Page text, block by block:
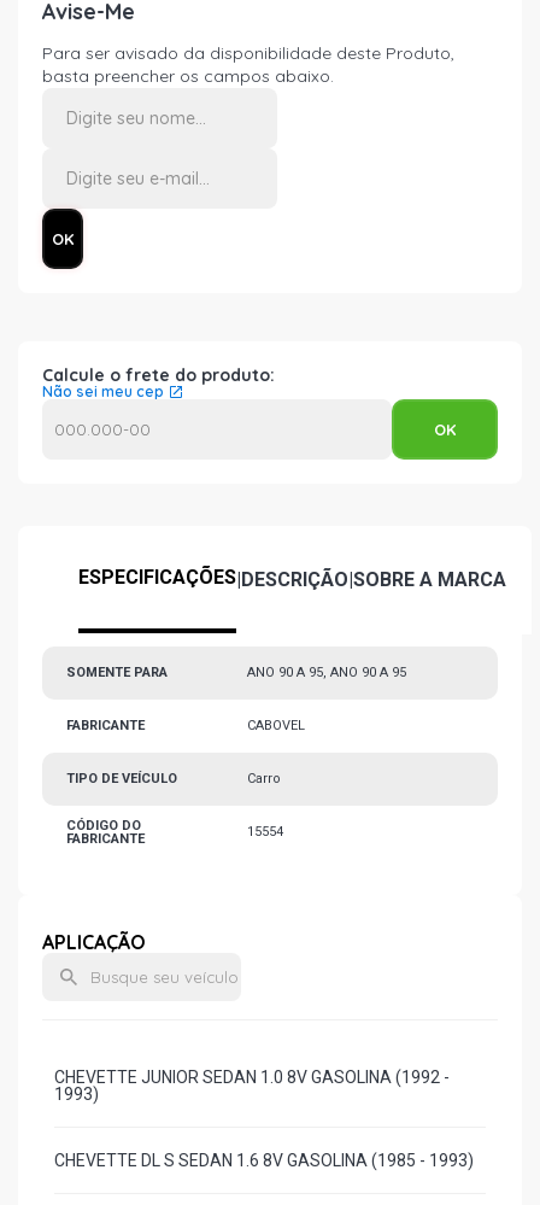
Avise-Me
Para ser avisado da disponibilidade deste Produto,
basta preencher os campos abaixo.
Calcule o frete do produto:
Não sei meu cep
ESPECIFICAÇÕES|DESCRIÇÃO|SOBRE A MARCA
SOMENTE PARA ANO 90 A 95, ANO 90 A 95
FABRICANTE CABOVEL
TIPO DE VEÍCULO Carro
CÓDIGO DO
FABRICANTE
15554
APLICAÇÃO
CHEVETTE JUNIOR SEDAN 1.0 8V GASOLINA (1992 -
1993)
CHEVETTE DL S SEDAN 1.6 8V GASOLINA (1985 - 1993)